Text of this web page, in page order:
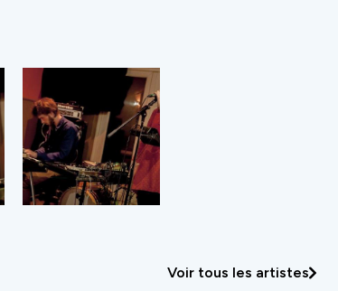
Voir tous les artistes